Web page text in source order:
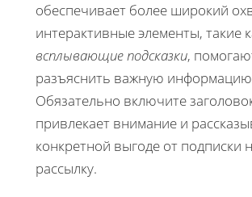
обеспечивает более широкий
интерактивные элементы, такие
всплывающие подсказки,
разъяснить важную
Обязательно включите
привлекает внимание и
конкретной выгоде от подписки
рассылку.